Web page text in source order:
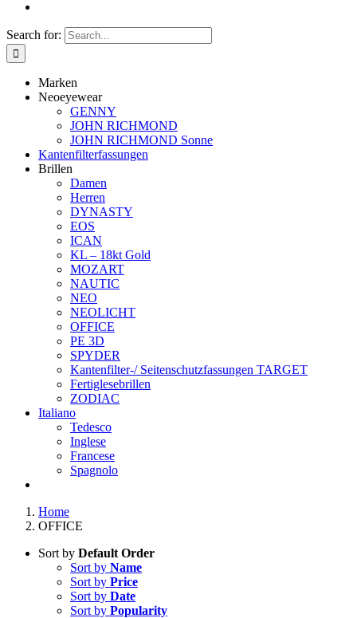
Search for:
Marken
Neoeyewear
GENNY
JOHN RICHMOND
JOHN RICHMOND Sonne
Kantenfilterfassungen
Brillen
Damen
Herren
DYNASTY
EOS
ICAN
KL – 18kt Gold
MOZART
NAUTIC
NEO
NEOLICHT
OFFICE
PE 3D
SPYDER
Kantenfilter-/ Seitenschutzfassungen TARGET
Fertiglesebrillen
ZODIAC
Italiano
Tedesco
Inglese
Francese
Spagnolo
Home
OFFICE
Sort by Default Order
Sort by Name
Sort by Price
Sort by Date
Sort by Popularity